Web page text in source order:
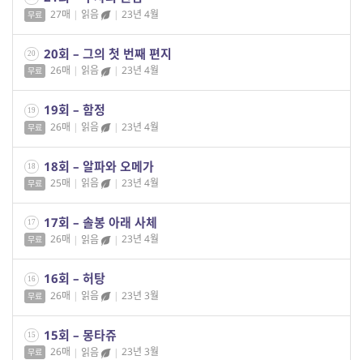
무료 27매 | 읽음 | 23년 4월
20 20회 – 그의 첫 번째 편지
무료 26매 | 읽음 | 23년 4월
19 19회 – 함정
무료 26매 | 읽음 | 23년 4월
18 18회 – 알파와 오메가
무료 25매 | 읽음 | 23년 4월
17 17회 – 솔봉 아래 사체
무료 26매 | 읽음 | 23년 4월
16 16회 – 허탕
무료 26매 | 읽음 | 23년 3월
15 15회 – 몽타쥬
무료 26매 | 읽음 | 23년 3월